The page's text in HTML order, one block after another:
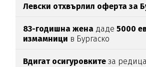
Левски отхвърлил оферта за
83-годишна жена даде5000
измамници в Бургаско
Вдигат осигуровките за